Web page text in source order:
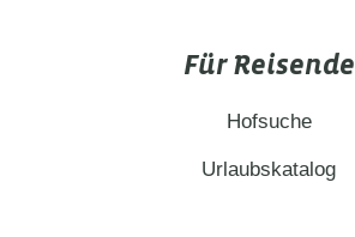
Für Reisende
Hofsuche
Urlaubskatalog